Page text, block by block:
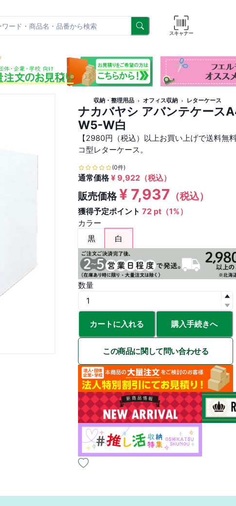
スキャナー
収納・整理用品 オフィス収納 レターケース
ナカバヤシ アバンテケース
W5-W白
【2980円（税込）以上お買い上げで送料無
コ型レターケース。
(0件)
通常価格¥ 9,922 （税込）
販売価格¥ 7,937 （税込）
獲得予定ポイント 72 pt（1%）
カラー
黒
白
数量
カートに入れる 購入手続きへ
この商品に関して問い合わせる